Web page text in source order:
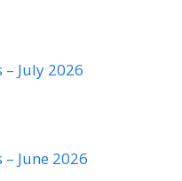
July 2026
June 2026